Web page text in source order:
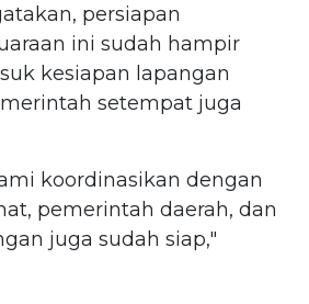
persiapan
ini sudah hampir
kesiapan lapangan
setempat juga
koordinasikan dengan
pemerintah daerah, dan
juga sudah siap,"